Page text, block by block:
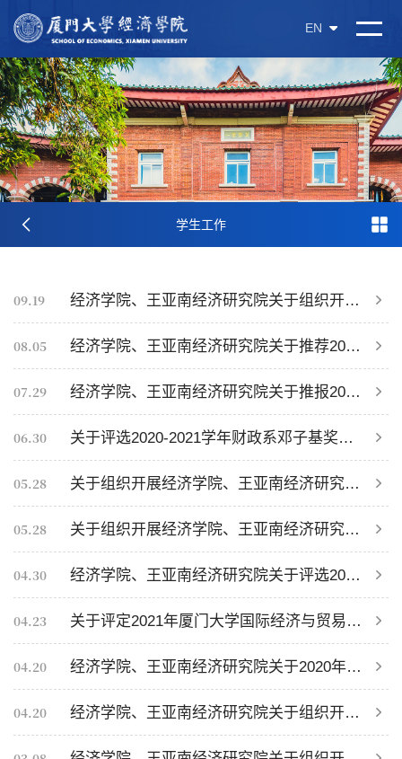
EN
学生工作
09.19 经济学院、王亚南经济研究院关于组织开展2021-2022年各项奖学金评奖工作的通知
08.05 经济学院、王亚南经济研究院关于推荐2020年度“中国大学生自强之星”奖学金的通知
07.29 经济学院、王亚南经济研究院关于推报2020年度“中国电信奖学金” 人选的通知
06.30 关于评选2020-2021学年财政系邓子基奖学金的通知
05.28 关于组织开展经济学院、王亚南经济研究院2020-2021学年毕业班本科生优秀奖学金评奖工作的通知
05.28 关于组织开展经济学院、王亚南经济研究院2020-2021学年毕业班个人荣誉称号评选工作的通知
04.30 经济学院、王亚南经济研究院关于评选2021年福建省“向上向善育人工程基金”项目奖教奖学金的通知
04.23 关于评定2021年厦门大学国际经济与贸易系魏嵩寿奖学金的通知
04.20 经济学院、王亚南经济研究院关于2020年度福建省高校台湾学生奖学金评奖工作的通知
04.20 经济学院、王亚南经济研究院关于组织开展2021年仁孝京博奖学金评选工作的通知